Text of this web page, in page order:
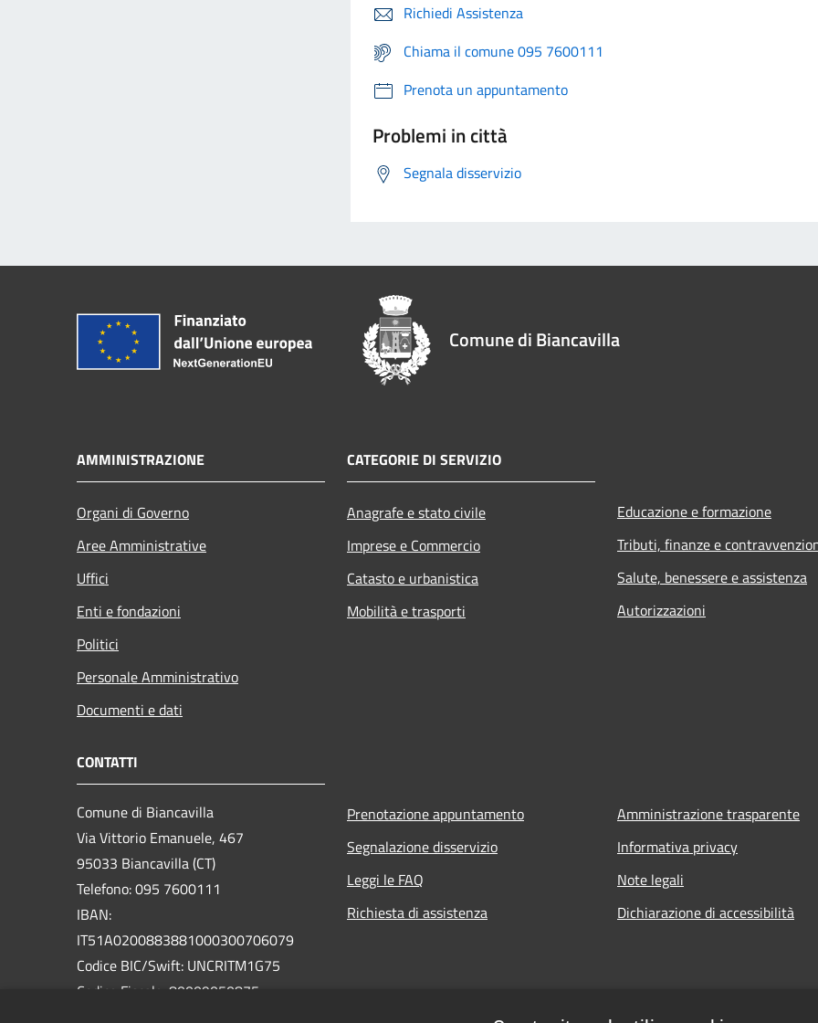
Richiedi Assistenza
Chiama il comune 095 7600111
Prenota un appuntamento
Problemi in città
Segnala disservizio
Comune di Biancavilla
AMMINISTRAZIONE
Organi di Governo
Aree Amministrative
Uffici
Enti e fondazioni
Politici
Personale Amministrativo
Documenti e dati
CATEGORIE DI SERVIZIO
Anagrafe e stato civile
Imprese e Commercio
Catasto e urbanistica
Mobilità e trasporti
Educazione e formazione
Tributi, finanze e
Salute, benessere e assistenza
Autorizzazioni
CONTATTI
Comune di Biancavilla
Via Vittorio Emanuele, 467
95033 Biancavilla (CT)
Telefono: 095 7600111
IBAN:
IT51A0200883881000300706079
Codice BIC/Swift: UNCRITM1G75
Codice Fiscale: 80009050875
Prenotazione appuntamento
Segnalazione disservizio
Leggi le FAQ
Richiesta di assistenza
Amministrazione trasparente
Informativa privacy
Note legali
Dichiarazione di accessibilità